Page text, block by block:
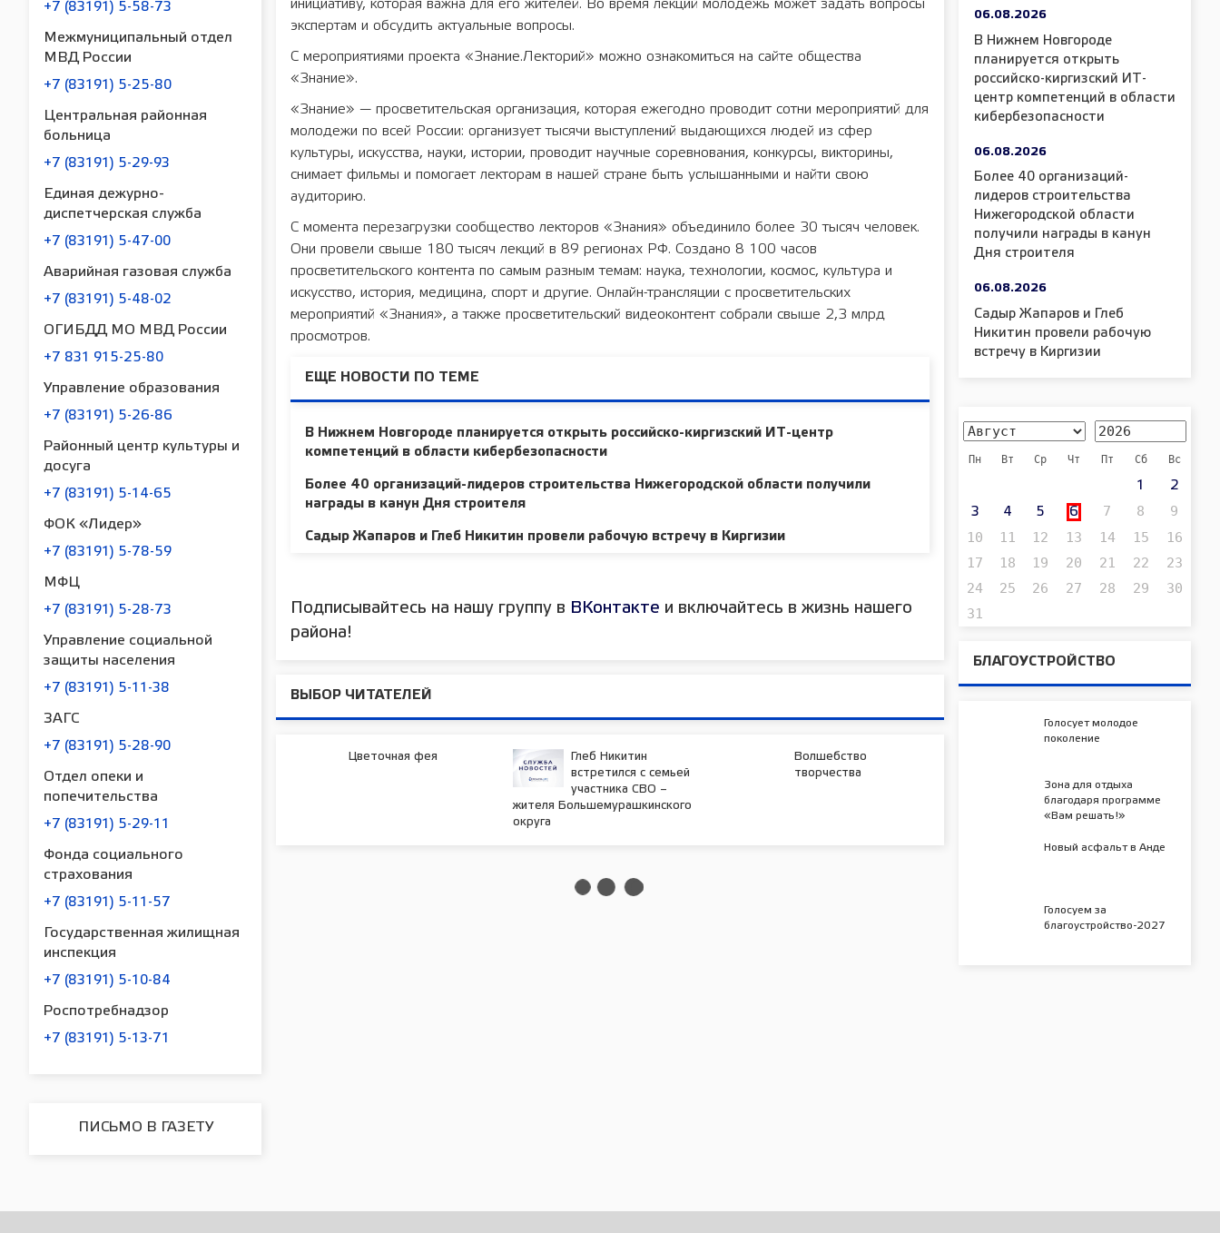
+7 (83191) 5-58-73
Межмуниципальный отдел
МВД России
+7 (83191) 5-25-80
Центральная районная
больница
+7 (83191) 5-29-93
Единая дежурно-
диспетчерская служба
+7 (83191) 5-47-00
Аварийная газовая служба
+7 (83191) 5-48-02
ОГИБДД МО МВД России
+7 831 915-25-80
Управление образования
+7 (83191) 5-26-86
Районный центр культуры и
досуга
+7 (83191) 5-14-65
ФОК «Лидер»
+7 (83191) 5-78-59
МФЦ
+7 (83191) 5-28-73
Управление социальной
защиты населения
+7 (83191) 5-11-38
ЗАГС
+7 (83191) 5-28-90
Отдел опеки и
попечительства
+7 (83191) 5-29-11
Фонда социального
страхования
+7 (83191) 5-11-57
Государственная жилищная
инспекция
+7 (83191) 5-10-84
Роспотребнадзор
+7 (83191) 5-13-71
ПИСЬМО В ГАЗЕТУ
инициативу, которая важна для его жителей. Во время лекций молодежь может задать вопросы
экспертам и обсудить актуальные вопросы.
С мероприятиями проекта «Знание.Лекторий» можно ознакомиться на сайте общества
«Знание».
«Знание» — просветительская организация, которая ежегодно проводит сотни мероприятий для
молодежи по всей России: организует тысячи выступлений выдающихся людей из сфер
культуры, искусства, науки, истории, проводит научные соревнования, конкурсы, викторины,
снимает фильмы и помогает лекторам в нашей стране быть услышанными и найти свою
аудиторию.
С момента перезагрузки сообщество лекторов «Знания» объединило более 30 тысяч человек.
Они провели свыше 180 тысяч лекций в 89 регионах РФ. Создано 8 100 часов
просветительского контента по самым разным темам: наука, технологии, космос, культура и
искусство, история, медицина, спорт и другие. Онлайн-трансляции с просветительских
мероприятий «Знания», а также просветительский видеоконтент собрали свыше 2,3 млрд
просмотров.
ЕЩЕ НОВОСТИ ПО ТЕМЕ
В Нижнем Новгороде планируется открыть российско-киргизский ИТ-центр
компетенций в области кибербезопасности
Более 40 организаций-лидеров строительства Нижегородской области получили
награды в канун Дня строителя
Садыр Жапаров и Глеб Никитин провели рабочую встречу в Киргизии
Подписывайтесь на нашу группу в ВКонтакте и включайтесь в жизнь нашего
района!
ВЫБОР ЧИТАТЕЛЕЙ
Цветочная фея
Глеб Никитин
встретился с семьей
участника СВО –
жителя Большемурашкинского
округа
Волшебство
творчества
06.08.2026
В Нижнем Новгороде
планируется открыть
российско-киргизский ИТ-
центр компетенций в области
кибербезопасности
06.08.2026
Более 40 организаций-
лидеров строительства
Нижегородской области
получили награды в канун
Дня строителя
06.08.2026
Садыр Жапаров и Глеб
Никитин провели рабочую
встречу в Киргизии
Пн Вт Ср Чт Пт Сб Вс
1 2
3 4 5 6 7 8
9
10
11 12 13 14 15
16
17
18 19 20 21 22
23
24
25 26 27 28 29
30
31
БЛАГОУСТРОЙСТВО
Голосует молодое
поколение
Зона для отдыха
благодаря программе
«Вам решать!»
Новый асфальт в Анде
Голосуем за
благоустройство-2027